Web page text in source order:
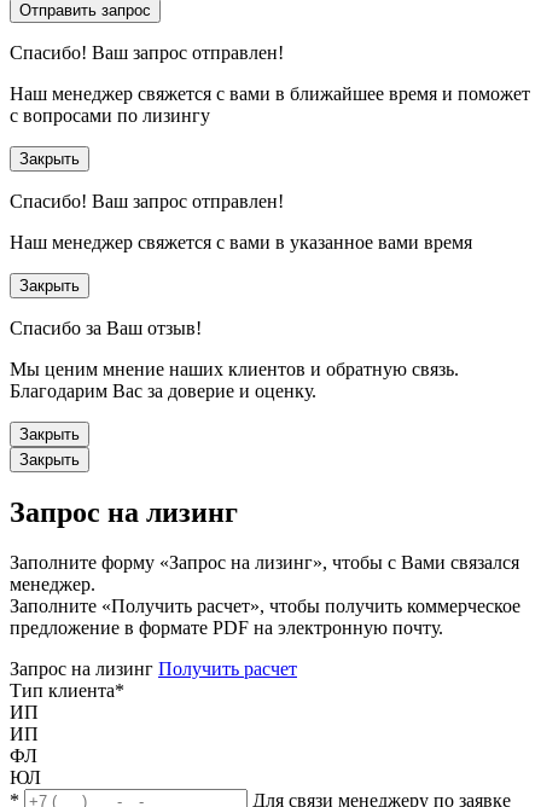
Отправить запрос
Спасибо! Ваш запрос отправлен!
Наш менеджер свяжется с вами в ближайшее время и поможет
с вопросами по лизингу
Закрыть
Спасибо! Ваш запрос отправлен!
Наш менеджер свяжется с вами в указанное вами время
Закрыть
Спасибо за Ваш отзыв!
Мы ценим мнение наших клиентов и обратную связь.
Благодарим Вас за доверие и оценку.
Закрыть
Закрыть
Запрос на лизинг
Заполните форму «Запрос на лизинг», чтобы с Вами связался
менеджер.
Заполните «Получить расчет», чтобы получить коммерческое
предложение в формате PDF на электронную почту.
Запрос на лизинг Получить расчет
Тип клиента*
ИП
ИП
ФЛ
ЮЛ
*
Для связи менеджеру по заявке